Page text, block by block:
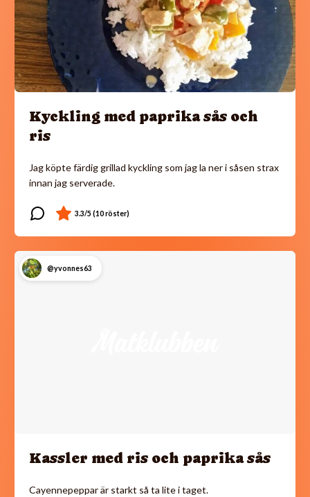
Kyckling med paprika sås och
ris
Jag köpte färdig grillad kyckling som jag la ner i såsen strax
innan jag serverade.
@yvonnes63
Kassler med ris och paprika sås
Cayennepeppar är starkt så ta lite i taget.